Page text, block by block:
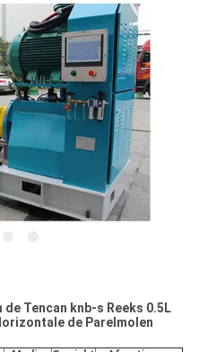
Tencan knb-s Reeks 0.5L
de Parelmolen